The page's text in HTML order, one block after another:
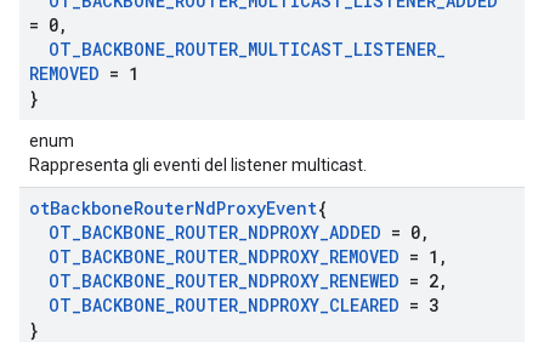
= 0,
OT_BACKBONE_ROUTER_MULTICAST_LISTENER_
REMOVED = 1
}
enum
Rappresenta gli eventi del listener multicast.
otBackboneRouterNdProxyEvent{
OT_BACKBONE_ROUTER_NDPROXY_ADDED = 0,
OT_BACKBONE_ROUTER_NDPROXY_REMOVED = 1 ,
OT_BACKBONE_ROUTER_NDPROXY_RENEWED = 2,
OT_BACKBONE_ROUTER_NDPROXY_CLEARED = 3
}